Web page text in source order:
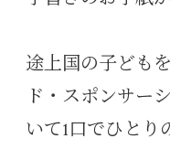
途上国の子ども
ド・スポンサー
いて1口でひとり